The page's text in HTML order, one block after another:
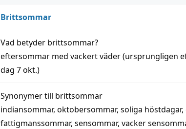
Brittsommar
Vad betyder brittsommar?
eftersommar med vackertväder(ursprungligen
dag 7 okt.)
Synonymer till brittsommar
indiansommar, oktobersommar, soliga höstdagar,
fattigmanssommar, sensommar, vacker